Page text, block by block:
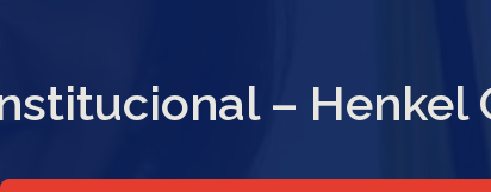
– Henkel